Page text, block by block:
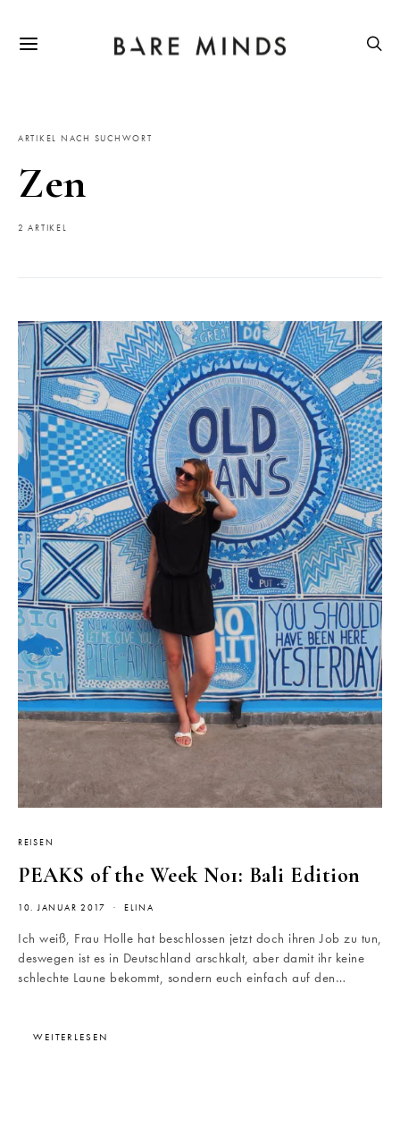
ARTIKEL NACH SUCHWORT
Zen
2 ARTIKEL
REISEN
PEAKS of the Week No1: Bali Edition
10. JANUAR 2017 ELINA
Ich weiß, Frau Holle hat beschlossen jetzt doch ihren Job zu tun,
deswegen ist es in Deutschland arschkalt, aber damit ihr keine
schlechte Laune bekommt, sondern euch einfach auf den…
WEITERLESEN